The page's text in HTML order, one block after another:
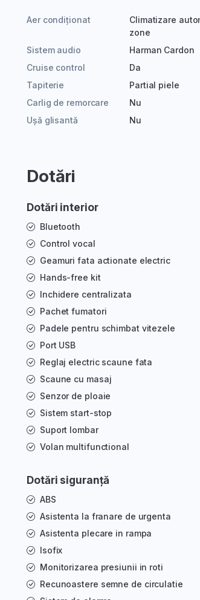
Aer condiționat
Climatizare
zone
Sistem audio
Harman Cardon
Cruise control
Da
Tapiterie
Partial piele
Carlig de remorcare
Nu
Ușă glisantă
Nu
Dotări
Dotări interior
Bluetooth
Control vocal
Geamuri fata actionate electric
Hands-free kit
Inchidere centralizata
Pachet fumatori
Padele pentru schimbat vitezele
Port USB
Reglaj electric scaune fata
Scaune cu masaj
Senzor de ploaie
Sistem start-stop
Suport lombar
Volan multifunctional
Dotări siguranță
ABS
Asistenta la franare de urgenta
Asistenta plecare in rampa
Isofix
Monitorizarea presiunii in roti
Recunoastere semne de circulatie